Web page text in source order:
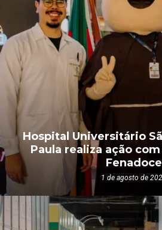
Hospital Universitário
Paula realiza ação com
Fenadoce
1 de agosto de